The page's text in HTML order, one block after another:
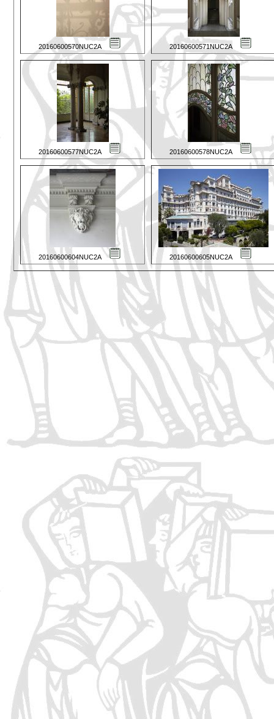
20160600570NUC2A 20160600571NUC2A
20160600577NUC2A 20160600578NUC2A
20160600604NUC2A 20160600605NUC2A